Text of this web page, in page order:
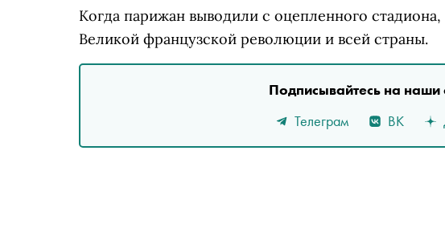
Когда парижан выводили с оцепленного
Великой французской революции и всей страны.
Подписывайтесь на наши
Телеграм
ВК